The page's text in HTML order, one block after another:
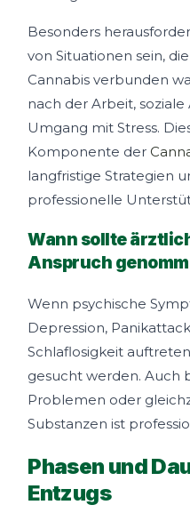
Besonders
von Situationen sein,
Cannabis verbunden
nach der Arbeit,
Umgang mit Stress.
Komponente der
langfristige Strategien
professionelle
Wann sollte
Anspruch
Wenn psychische
Depression,
Schlaflosigkeit
gesucht werden. Auch
Problemen oder
Substanzen ist
Phasen und
Entzugs